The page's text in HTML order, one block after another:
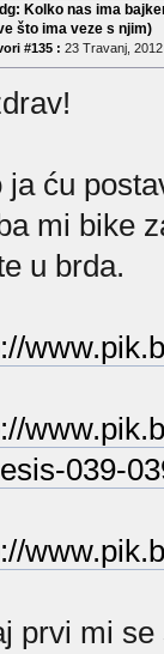
Kolko nas ima
što ima veze s njim)
#135 : 23 Travanj,
ja ću
mi bike
u brda.
039-
prvi mi